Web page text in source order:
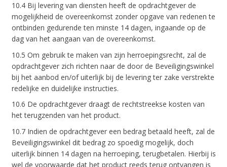
10.4 Bij levering van diensten heeft de opdrachtgever de
mogelijkheid de overeenkomst zonder opgave van redenen te
ontbinden gedurende ten minste 14 dagen, ingaande op de
dag van het aangaan van de overeenkomst.
10.5 Om gebruik te maken van zijn herroepingsrecht, zal de
opdrachtgever zich richten naar de door de Beveiligingswinkel
bij het aanbod en/of uiterlijk bij de levering ter zake verstrekte
redelijke en duidelijke instructies.
10.6 De opdrachtgever draagt de rechtstreekse kosten van
het terugzenden van het product.
10.7 Indien de opdrachtgever een bedrag betaald heeft, zal de
Beveiligingswinkel dit bedrag zo spoedig mogelijk, doch
uiterlijk binnen 14 dagen na herroeping, terugbetalen. Hierbij is
wel de voorwaarde dat het product reeds terug ontvangen is